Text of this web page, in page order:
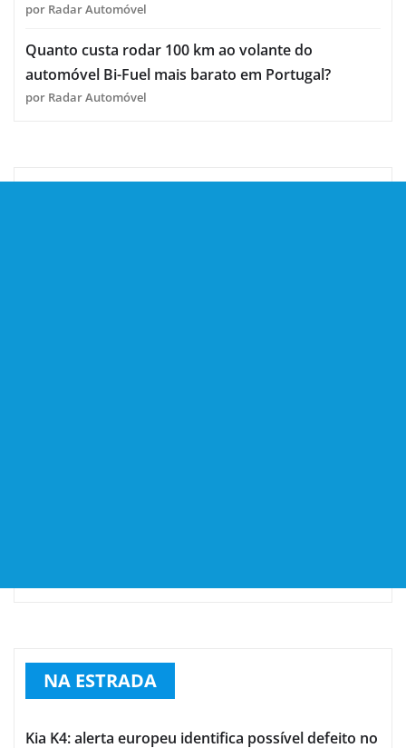
por Radar Automóvel
Quanto custa rodar 100 km ao volante do
automóvel Bi-Fuel mais barato em Portugal?
por Radar Automóvel
NA ESTRADA
Kia K4: alerta europeu identifica possível defeito no